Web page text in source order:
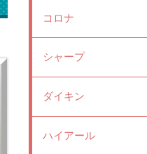
コロナ
シャープ
ダイキン
ハイアール